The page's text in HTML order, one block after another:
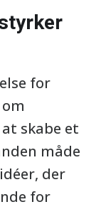
for
skabe et
måde
der
for